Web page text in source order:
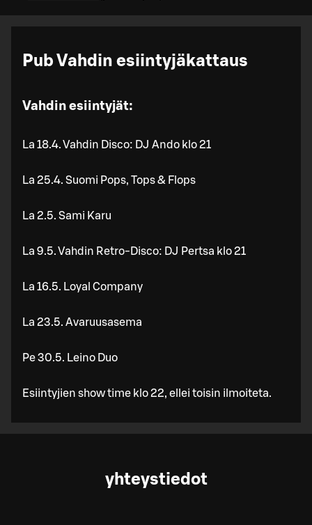
Pub Vahdin esiintyjäkattaus
Vahdin esiintyjät:
La 18.4. Vahdin Disco: DJ Ando klo 21
La 25.4. Suomi Pops, Tops & Flops
La 2.5. Sami Karu
La 9.5. Vahdin Retro-Disco: DJ Pertsa klo 21
La 16.5. Loyal Company
La 23.5. Avaruusasema
Pe 30.5. Leino Duo
Esiintyjien show time klo 22, ellei toisin ilmoiteta.
yhteystiedot